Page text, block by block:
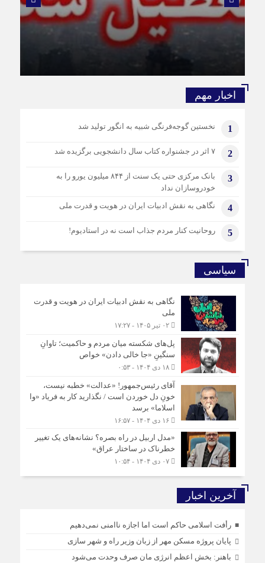
8 ماه قبل
تهران یکم آذر ۱۴۰۴ تعطیل شد!
تشکیل کارگروه اضطرار آلودگی هوا امشب در استانداری
پیام رهبر انقلاب خطاب به بانوی ملی‌پوش «موی‌تای»
8 ماه قبل
موساد چگونه جیب اوکراینی ها را زد؟!
برگزاری «همایش ملی آسیب شناسی حقوق‌خانواده»
تهران یکم آذر ۱۴۰۴ تعطیل شد!
اخبار مهم
1 نخستین گوجه‌فرنگی شبیه به انگور تولید شد
2 ۷ اثر در جشنواره کتاب سال دانشجویی برگزیده شد
3
بانک مرکزی حتی یک سنت از ۸۴۴ میلیون یورو را به
خودروسازان نداد
4 نگاهی به نقش ادبیات ایران در هویت و قدرت ملی
5 روحانیت کنار مردم جذاب است نه در استادیوم!
سیاسی
نگاهی به نقش ادبیات ایران در هویت و قدرت
ملی
۰۲ تیر ۱۴۰۵ - ۱۷:۲۷
پل‌های شکسته میان مردم و حاکمیت؛ تاوانِ
سنگینِ «جا خالی دادن» خواص
۱۸ دی ۱۴۰۴ - ۰:۵۳
آقای رئیس‌جمهور! «عدالت» خطبه نیست،
خونِ دل خوردن است / نگذارید کار به فریاد «وا
اسلاما» برسد
۱۶ دی ۱۴۰۴ - ۱۶:۵۷
«مدل اربیل در راه بصره؟ نشانه‌های یک تغییر
خطرناک در ساختار عراق»
۰۷ دی ۱۴۰۴ - ۱۰:۵۴
آخرین اخبار
رأفت اسلامی حاکم است اما اجازه ناامنی نمی‌دهیم
پایان پروژه مسکن مهر از زبان وزیر راه و شهر سازی
باهنر: بخش اعظم انرژی مان صرف وحدت می‌شود